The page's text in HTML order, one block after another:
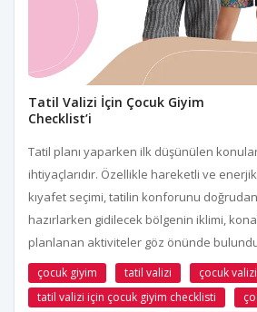
Tatil Valizi İçin Çocuk Giyim
Checklist’i
Tatil planı yaparken ilk düşünülen
ihtiyaçlarıdır. Özellikle hareketli ve
kıyafet seçimi, tatilin konforunu
hazırlarken gidilecek bölgenin iklimi,
planlanan aktiviteler göz önünde
çocuk giyim tatil valizi
çocuk
tatil valizi için çocuk giyim checklisti